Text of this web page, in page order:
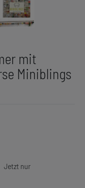
mit
Miniblings